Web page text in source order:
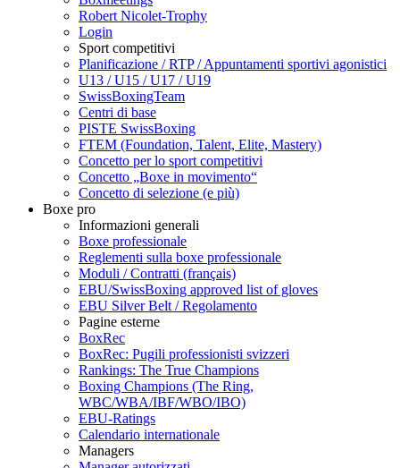
Robert Nicolet-Trophy
Login
Sport competitivi
Planificazione / RTP / Appuntamenti sportivi agonistici
U13 / U15 / U17 / U19
SwissBoxingTeam
Centri di base
PISTE SwissBoxing
FTEM (Foundation, Talent, Elite, Mastery)
Concetto per lo sport competitivi
Concetto „Boxe in movimento“
Concetto di selezione (e più)
Boxe pro
Informazioni generali
Boxe professionale
Reglementi sulla boxe professionale
Moduli / Contratti (français)
EBU/SwissBoxing approved list of gloves
EBU Silver Belt / Regolamento
Pagine esterne
BoxRec
BoxRec: Pugili professionisti svizzeri
Rankings: The True Champions
Boxing Champions (The Ring,
WBC/WBA/IBF/WBO/IBO)
EBU-Ratings
Calendario internationale
Managers